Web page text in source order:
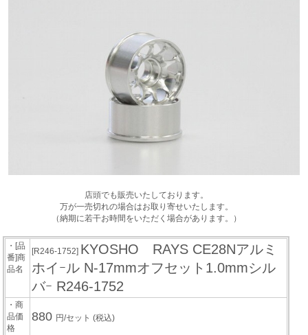
店頭でも販売いたしております。
万が一売切れの場合はお取り寄せいたします。
（納期に若干お時間をいただく場合があります。）
・[品
番]商
品名
[R246-1752] KYOSHO RAYS CE28Nアルミ
ホイｰル N-17mmオフセット1.0mmシル
バｰ R246-1752
・商
品価
格
880 円/セット(税込)